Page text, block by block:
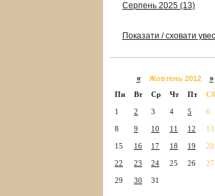
Серпень 2025 (13)
Показати / сховати
«Жовтень 2012 »
Пн
Вт Ср Чт Пт Сб
1 2 3 4 5 6
8 9 10 11 12 13
15 16 17 18 19 20
22 23 24 25 26 27
29 30 31